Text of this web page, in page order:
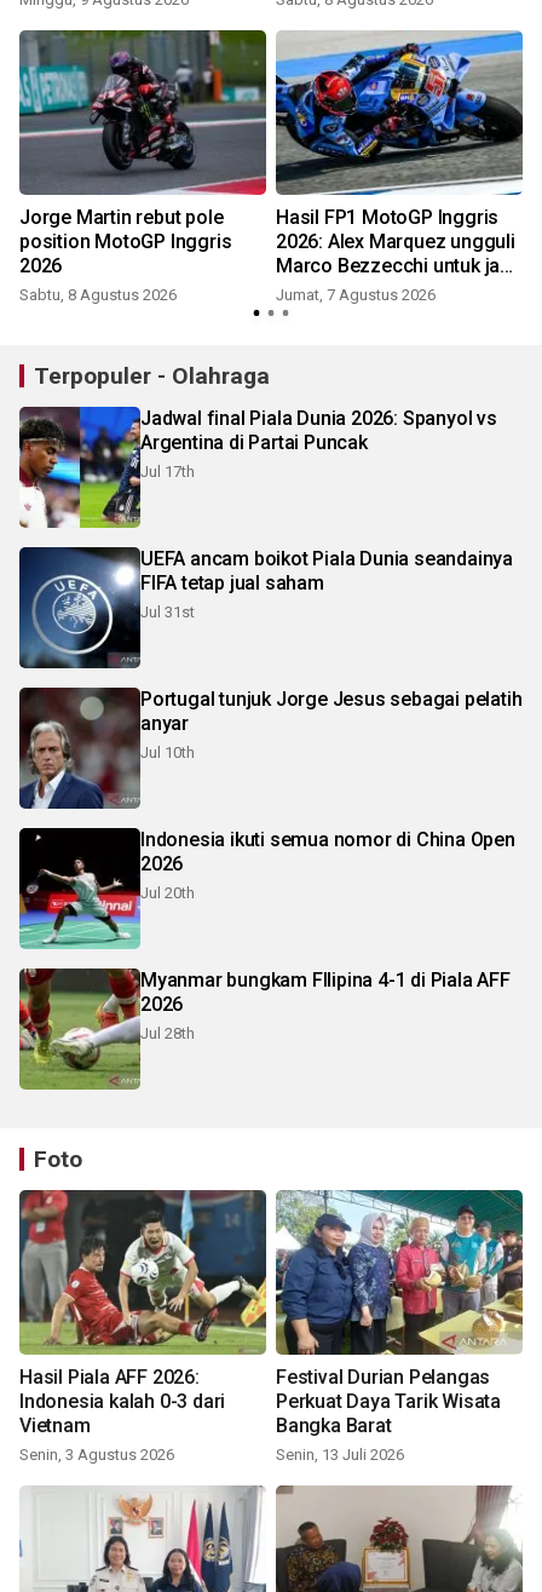
Jorge Martin rebut pole
position MotoGP Inggris
2026
Sabtu, 8 Agustus 2026
Hasil FP1 MotoGP Inggris
2026: Alex Marquez ungguli
Marco Bezzecchi untuk jadi
tercepat
Jumat, 7 Agustus 2026
Terpopuler - Olahraga
Jadwal final Piala Dunia 2026: Spanyol vs
Argentina di Partai Puncak
Jul 17th
UEFA ancam boikot Piala Dunia seandainya
FIFA tetap jual saham
Jul 31st
Portugal tunjuk Jorge Jesus sebagai pelatih
anyar
Jul 10th
Indonesia ikuti semua nomor di China Open
2026
Jul 20th
Myanmar bungkam FIlipina 4-1 di Piala AFF
2026
Jul 28th
Foto
Hasil Piala AFF 2026:
Indonesia kalah 0-3 dari
Vietnam
Senin, 3 Agustus 2026
Festival Durian Pelangas
Perkuat Daya Tarik Wisata
Bangka Barat
Senin, 13 Juli 2026